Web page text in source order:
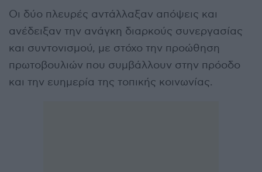
Οι δύο πλευρές αντάλλαξαν απόψεις και
ανέδειξαν την ανάγκη διαρκούς συνεργασίας
και συντονισμού, με στόχο την προώθηση
πρωτοβουλιών που συμβάλλουν στην πρόοδο
και την ευημερία της τοπικής κοινωνίας.